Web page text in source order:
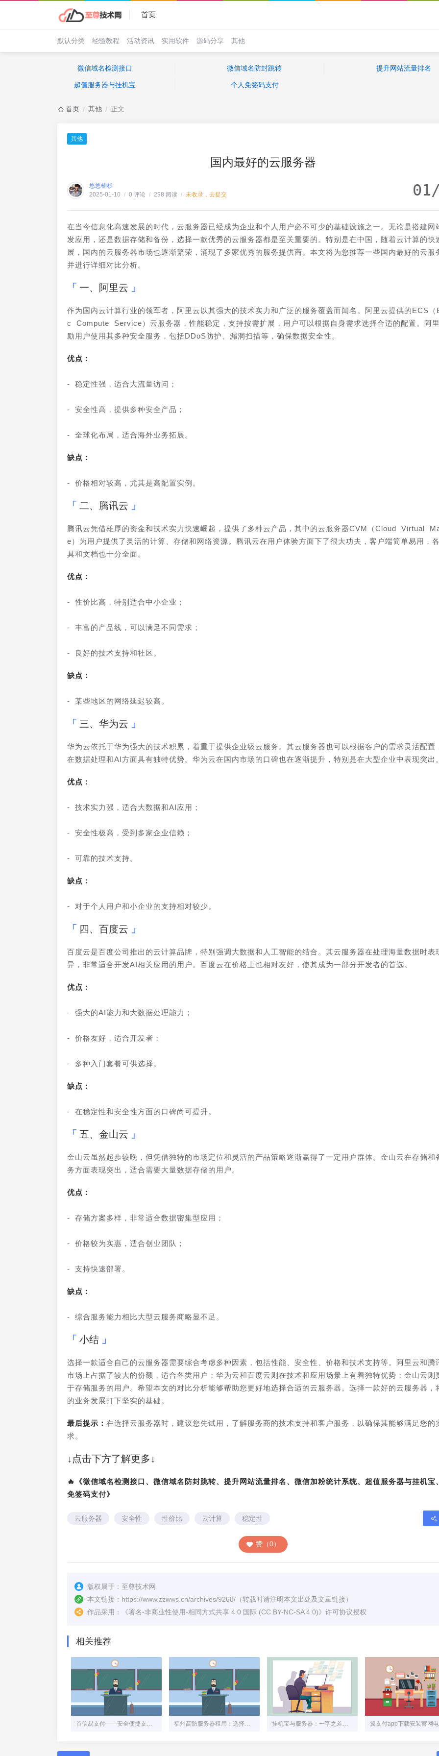
首页
默认分类 经验教程 活动资讯 实用软件 源码分享 其他
微信域名检测接口 微信域名防封跳转 提升网站流量排名
超值服务器与挂机宝 个人免签码支付
首页 / 其他 / 正文
其他
国内最好的云服务器
悠悠楠杉
2025-01-10 / 0 评论 / 298 阅读 / 未收录，去提交
在当今信息化高速发展的时代，云服务器已经成为企业和个人用户必不可少的基础设施之一。无论是搭建网
发应用，还是数据存储和备份，选择一款优秀的云服务器都是至关重要的。特别是在中国，随着云计算的快
展，国内的云服务器市场也逐渐繁荣，涌现了多家优秀的服务提供商。本文将为您推荐一些国内最好的云服
并进行详细对比分析。
一、阿里云
作为国内云计算行业的领军者，阿里云以其强大的技术实力和广泛的服务覆盖而闻名。阿里云提供的ECS
c Compute Service）云服务器，性能稳定，支持按需扩展，用户可以根据自身需求选择合适的配置。阿
励用户使用其多种安全服务，包括DDoS防护、漏洞扫描等，确保数据安全性。
优点：
- 稳定性强，适合大流量访问；
- 安全性高，提供多种安全产品；
- 全球化布局，适合海外业务拓展。
缺点：
- 价格相对较高，尤其是高配置实例。
二、腾讯云
腾讯云凭借雄厚的资金和技术实力快速崛起，提供了多种云产品，其中的云服务器CVM（Cloud Virtual
e）为用户提供了灵活的计算、存储和网络资源。腾讯云在用户体验方面下了很大功夫，客户端简单易用，
具和文档也十分全面。
优点：
- 性价比高，特别适合中小企业；
- 丰富的产品线，可以满足不同需求；
- 良好的技术支持和社区。
缺点：
- 某些地区的网络延迟较高。
三、华为云
华为云依托于华为强大的技术积累，着重于提供企业级云服务。其云服务器也可以根据客户的需求灵活配置
在数据处理和AI方面具有独特优势。华为云在国内市场的口碑也在逐渐提升，特别是在大型企业中表现突出
优点：
- 技术实力强，适合大数据和AI应用；
- 安全性极高，受到多家企业信赖；
- 可靠的技术支持。
缺点：
- 对于个人用户和小企业的支持相对较少。
四、百度云
百度云是百度公司推出的云计算品牌，特别强调大数据和人工智能的结合。其云服务器在处理海量数据时表
异，非常适合开发AI相关应用的用户。百度云在价格上也相对友好，使其成为一部分开发者的首选。
优点：
- 强大的AI能力和大数据处理能力；
- 价格友好，适合开发者；
- 多种入门套餐可供选择。
缺点：
- 在稳定性和安全性方面的口碑尚可提升。
五、金山云
金山云虽然起步较晚，但凭借独特的市场定位和灵活的产品策略逐渐赢得了一定用户群体。金山云在存储和
务方面表现突出，适合需要大量数据存储的用户。
优点：
- 存储方案多样，非常适合数据密集型应用；
- 价格较为实惠，适合创业团队；
- 支持快速部署。
缺点：
- 综合服务能力相比大型云服务商略显不足。
小结
选择一款适合自己的云服务器需要综合考虑多种因素，包括性能、安全性、价格和技术支持等。阿里云和腾
市场上占据了较大的份额，适合各类用户；华为云和百度云则在技术和应用场景上有着独特优势；金山云则
于存储服务的用户。希望本文的对比分析能够帮助您更好地选择合适的云服务器。选择一款好的云服务器，
的业务发展打下坚实的基础。
最后提示： 在选择云服务器时，建议您先试用，了解服务商的技术支持和客户服务，以确保其能够满足您的
求。
↓点击下方了解更多↓
🔥《微信域名检测接口、微信域名防封跳转、提升网站流量排名、微信加粉统计系统、超值服务器与挂机宝
免签码支付》
云服务器 安全性 性价比 云计算 稳定性
赞（0）
版权属于： 至尊技术网
本文链接： https://www.zzwws.cn/archives/9268/ （转载时请注明本文出处及文章链接）
作品采用：
《署名-非商业性使用-相同方式共享 4.0 国际 (CC BY-NC-SA 4.0)》许可协议授权
相关推荐
首信易支付——安全便捷支付助手 福州高防服务器租用：选择与实力相匹配的解决方案 挂机宝与服务器：一字之差，云泥之别